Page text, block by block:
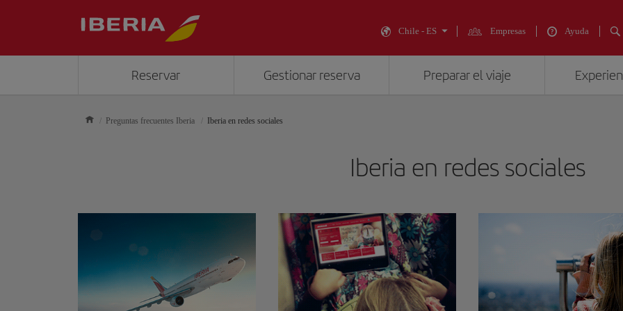
Chile - ES Empresas Ayuda
Reservar Gestionar reserva Preparar el viaje
Preguntas frecuentes Iberia Iberia en redes sociales
Iberia en redes sociales